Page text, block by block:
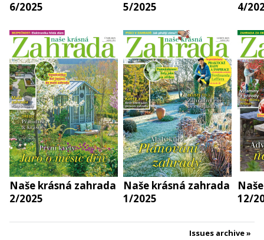
6/2025
5/2025
4/
Naše krásná zahrada
2/2025
Naše krásná zahrada
1/2025
12/
Issues archive